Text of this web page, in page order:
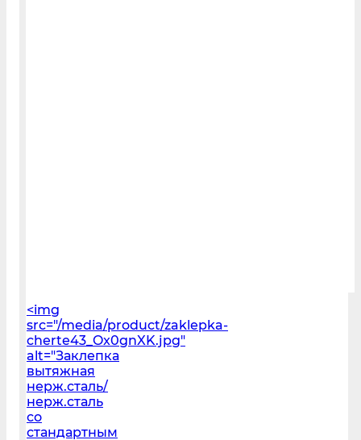
<img
src="/media/product/zaklepka-
cherte43_Ox0gnXK.jpg"
alt="Заклепка
вытяжная
нерж.сталь/
нерж.сталь
со
стандартным